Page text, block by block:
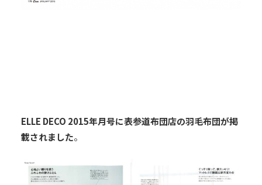
ELLE DECO 2015年月号に表参道布団店の羽毛布団が掲
載されました。